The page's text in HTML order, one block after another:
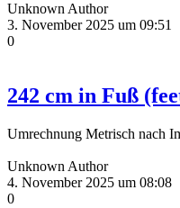
Unknown Author
3. November 2025 um 09:51
0
242 cm in Fuß
Umrechnung Metrisch nach
Unknown Author
4. November 2025 um 08:08
0